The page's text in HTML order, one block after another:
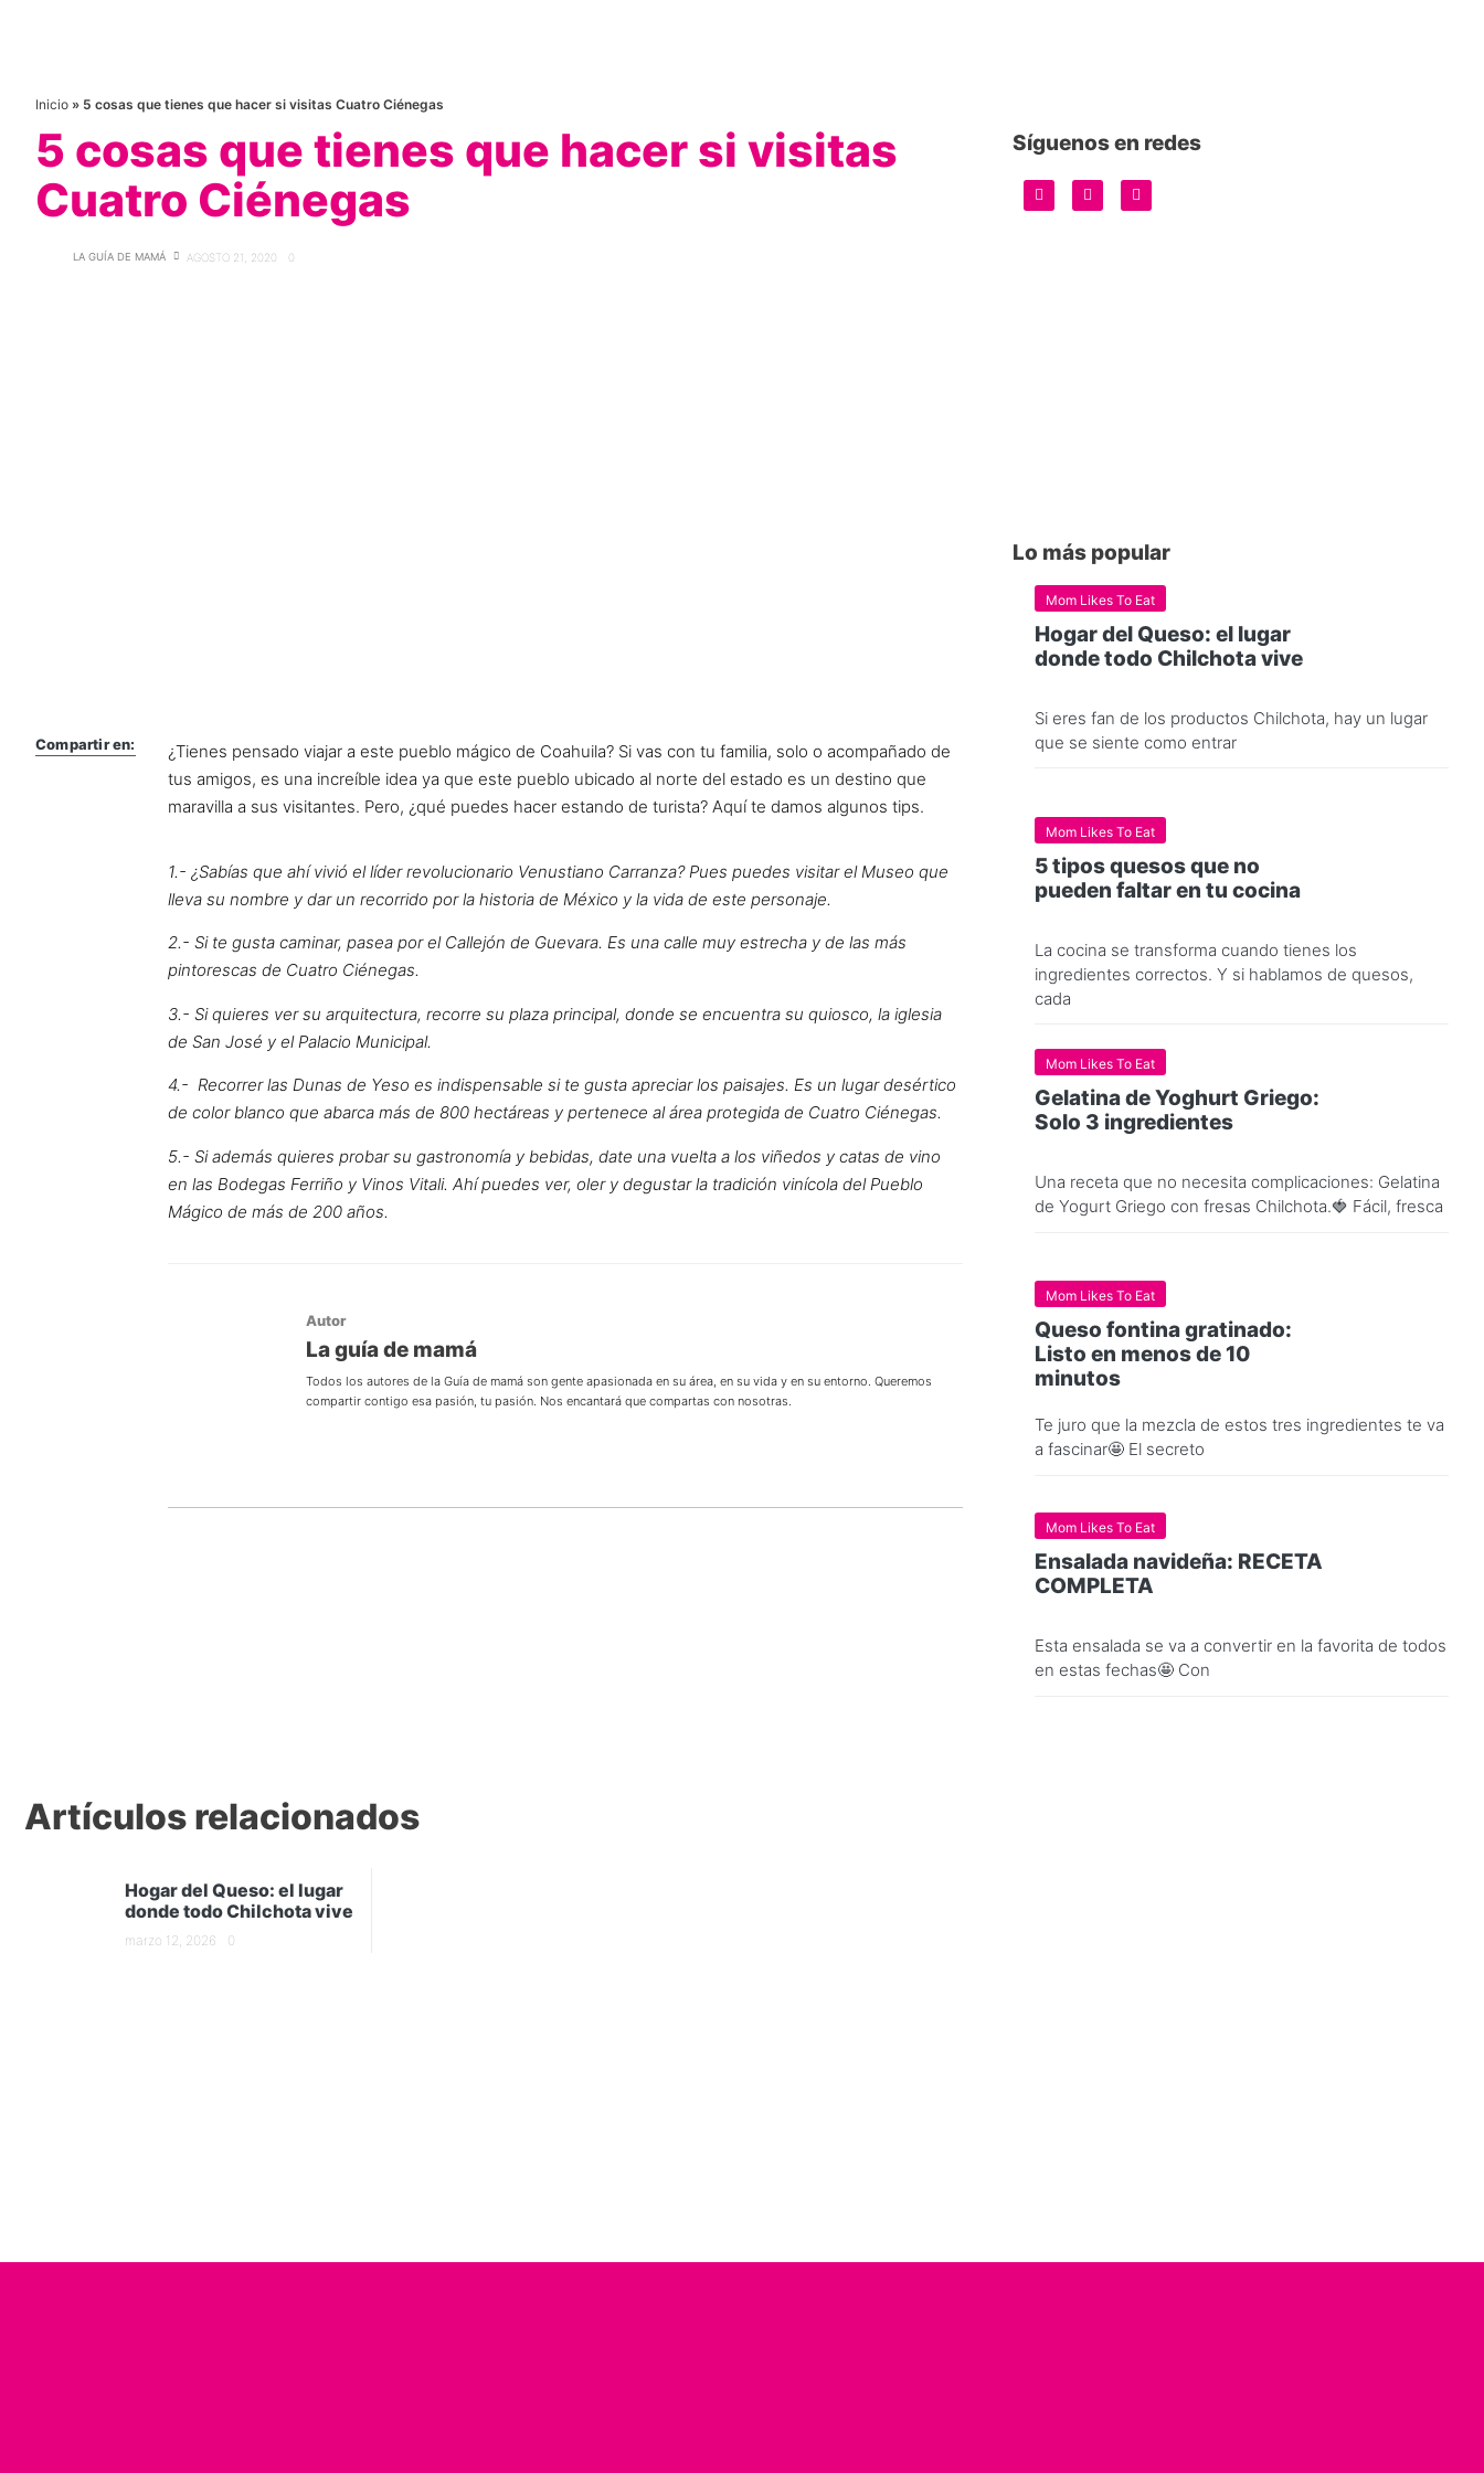
Inicio » 5 cosas que tienes que hacer si visitas Cuatro Ciénegas
5 cosas que tienes que hacer si visitas
Cuatro Ciénegas
LA GUÍA DE MAMÁ AGOSTO 21, 2020 0
Compartir en:
¿Tienes pensado viajar a este pueblo mágico de Coahuila? Si vas con tu familia, solo o acompañado de
tus amigos, es una increíble idea ya que este pueblo ubicado al norte del estado es un destino que
maravilla a sus visitantes. Pero, ¿qué puedes hacer estando de turista? Aquí te damos algunos tips.
1.- ¿Sabías que ahí vivió el líder revolucionario Venustiano Carranza? Pues puedes visitar el Museo que
lleva su nombre y dar un recorrido por la historia de México y la vida de este personaje.
2.- Si te gusta caminar, pasea por el Callejón de Guevara. Es una calle muy estrecha y de las más
pintorescas de Cuatro Ciénegas.
3.- Si quieres ver su arquitectura, recorre su plaza principal, donde se encuentra su quiosco, la iglesia
de San José y el Palacio Municipal.
4.- Recorrer las Dunas de Yeso es indispensable si te gusta apreciar los paisajes. Es un lugar desértico
de color blanco que abarca más de 800 hectáreas y pertenece al área protegida de Cuatro Ciénegas.
5.- Si además quieres probar su gastronomía y bebidas, date una vuelta a los viñedos y catas de vino
en las Bodegas Ferriño y Vinos Vitali. Ahí puedes ver, oler y degustar la tradición vinícola del Pueblo
Mágico de más de 200 años.
Autor
La guía de mamá
Todos los autores de la Guía de mamá son gente apasionada en su área, en su vida y en su entorno. Queremos
compartir contigo esa pasión, tu pasión. Nos encantará que compartas con nosotras.
Síguenos en redes
Lo más popular
Mom Likes To Eat
Hogar del Queso: el lugar
donde todo Chilchota vive
Si eres fan de los productos Chilchota, hay un lugar
que se siente como entrar
Mom Likes To Eat
5 tipos quesos que no
pueden faltar en tu cocina
La cocina se transforma cuando tienes los
ingredientes correctos. Y si hablamos de quesos,
cada
Mom Likes To Eat
Gelatina de Yoghurt Griego:
Solo 3 ingredientes
Una receta que no necesita complicaciones: Gelatina
de Yogurt Griego con fresas Chilchota.🍓 Fácil, fresca
Mom Likes To Eat
Queso fontina gratinado:
Listo en menos de 10
minutos
Te juro que la mezcla de estos tres ingredientes te va
a fascinar🤩 El secreto
Mom Likes To Eat
Ensalada navideña: RECETA
COMPLETA
Esta ensalada se va a convertir en la favorita de todos
en estas fechas🤩 Con
Artículos relacionados
Hogar del Queso: el lugar
donde todo Chilchota vive
marzo 12, 2026 0